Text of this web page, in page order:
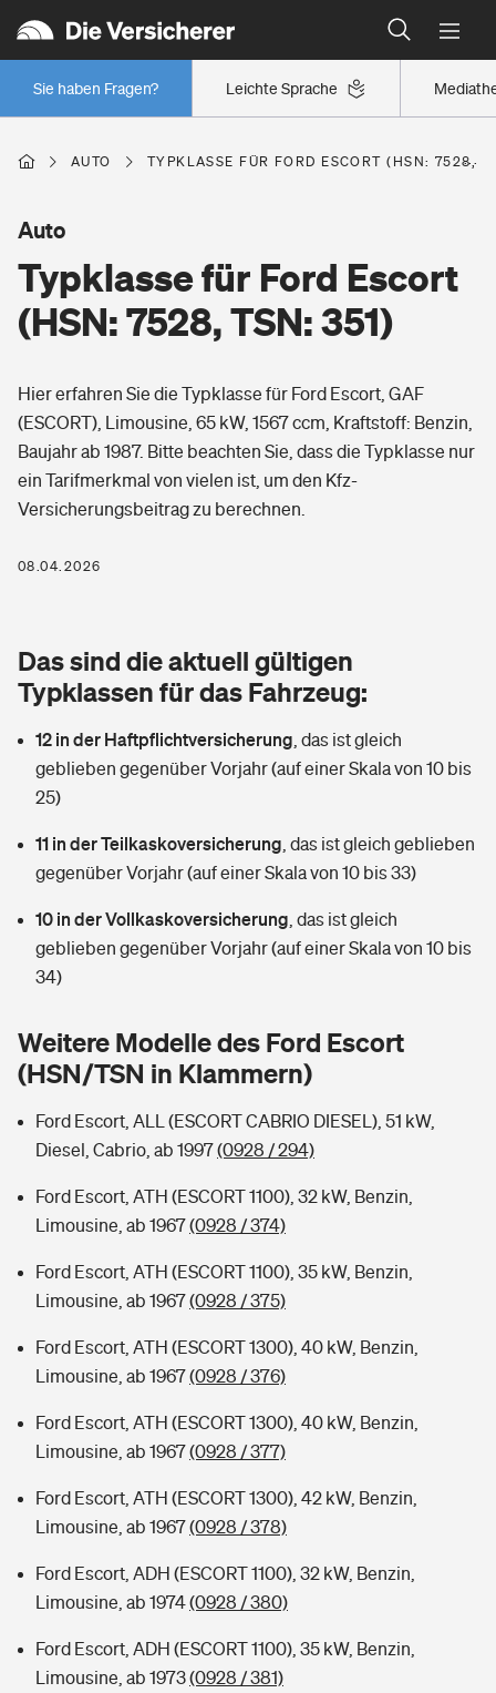
Leichte Sprache
Sie haben Fragen?
Wer versichert was: Jetzt Versicherer finden
Regionalklassen: So ist Ihre Region eingestuft
Wer versichert was: Jetzt Versicherer finden
Berufsunfähigkeitsversicherung
Erwerbsunfähigkeitsversicherung
Grundfähigkeitsversicherung
Arbeitsrechtsschutz
Berufshaftpflichtversicherung
Zur Übersicht
Tools
Wer versichert was: Jetzt Versicherer finden
Sie haben Fragen?
Wohnen
Glasversicherung
Mietkautionsversicherung
Restkreditversicherung
Tools
Hochwasser-Check: Wie gefährdet ist Ihr Haus?
Sie haben Fragen?
Freizeit
Pri­vate Haft­pflicht­
Kinderunfall­ver­si­che­rung
Kinderinvalidität
Hundehalter-Haftpflicht
Handyversicherung
Private Cyberversicherung
Zur Übersicht
Kinderunfall-Check: Mehr Sicherheit für deine Kids
Typklassen: So ist Ihr Auto eingestuft
Sie haben Fragen?
Gesundheit
Private Krankenversicherung
Dread-Disease-Versicherung
Tierkrankenversicherung
Zur Übersicht
Tools
Wer versichert was: Jetzt Versicherer finden
Rentenrechner: Wie viel Geld bekomme ich im Alter?
AUTO TYPKLASSE FÜR FORD ESCORT (HSN: 7528,
Typklasse für Ford Escort
(HSN: 7528, TSN: 351)
Auto
Hier erfahren Sie die Typklasse für Ford Escort, GAF
(ESCORT), Limousine, 65 kW, 1567 ccm, Kraftstoff: Benzin,
Baujahr ab 1987. Bitte beachten Sie, dass die Typklasse nur
ein Tarifmerkmal von vielen ist, um den Kfz-
Versicherungsbeitrag zu berechnen.
08.04.2026
Das sind die aktuell gültigen
Typklassen für das Fahrzeug:
12 in der Haftpflichtversicherung das ist gleich
geblieben gegenüber Vorjahr (auf einer Skala von 10 bis
25)
11 in der Teilkaskoversicherung das ist gleich geblieben
gegenüber Vorjahr (auf einer Skala von 10 bis 33)
10 in der Vollkaskoversicherung das ist gleich
geblieben gegenüber Vorjahr (auf einer Skala von 10 bis
34)
Weitere Modelle des Ford Escort
(HSN/TSN in Klammern)
Ford Escort, ALL (ESCORT CABRIO DIESEL), 51 kW,
Diesel, Cabrio, ab 1997(0928 / 294)
Ford Escort, ATH (ESCORT 1100), 32 kW, Benzin,
Limousine, ab 1967(0928 / 374)
Ford Escort, ATH (ESCORT 1100), 35 kW, Benzin,
Limousine, ab 1967(0928 / 375)
Ford Escort, ATH (ESCORT 1300), 40 kW, Benzin,
Limousine, ab 1967(0928 / 376)
Ford Escort, ATH (ESCORT 1300), 40 kW, Benzin,
Limousine, ab 1967(0928 / 377)
Ford Escort, ATH (ESCORT 1300), 42 kW, Benzin,
Limousine, ab 1967(0928 / 378)
Ford Escort, ADH (ESCORT 1100), 32 kW, Benzin,
Limousine, ab 1974(0928 / 380)
Ford Escort, ADH (ESCORT 1100), 35 kW, Benzin,
Limousine, ab 1973(0928 / 381)